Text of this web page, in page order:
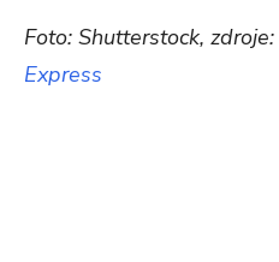
Foto: Shutterstock, zdroje:
Express